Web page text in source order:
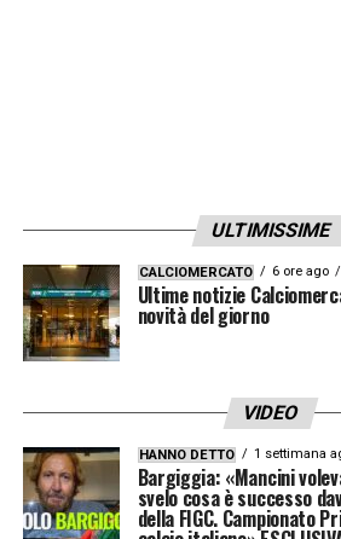
Insomma, quando si affronta
difensivo a uomo come
bisogna muovere palla
su tutto il fronte per ricevere
spazi, mandando fuori
rivali.
ULTIMISSIME
CALCIOMERCATO 6 ore ago
Ultime notizie
novità del giorno
VIDEO
HANNO DETTO 1 settimana
Bargiggia: «Mancini
svelo cosa è successo
della FIGC. Campionato